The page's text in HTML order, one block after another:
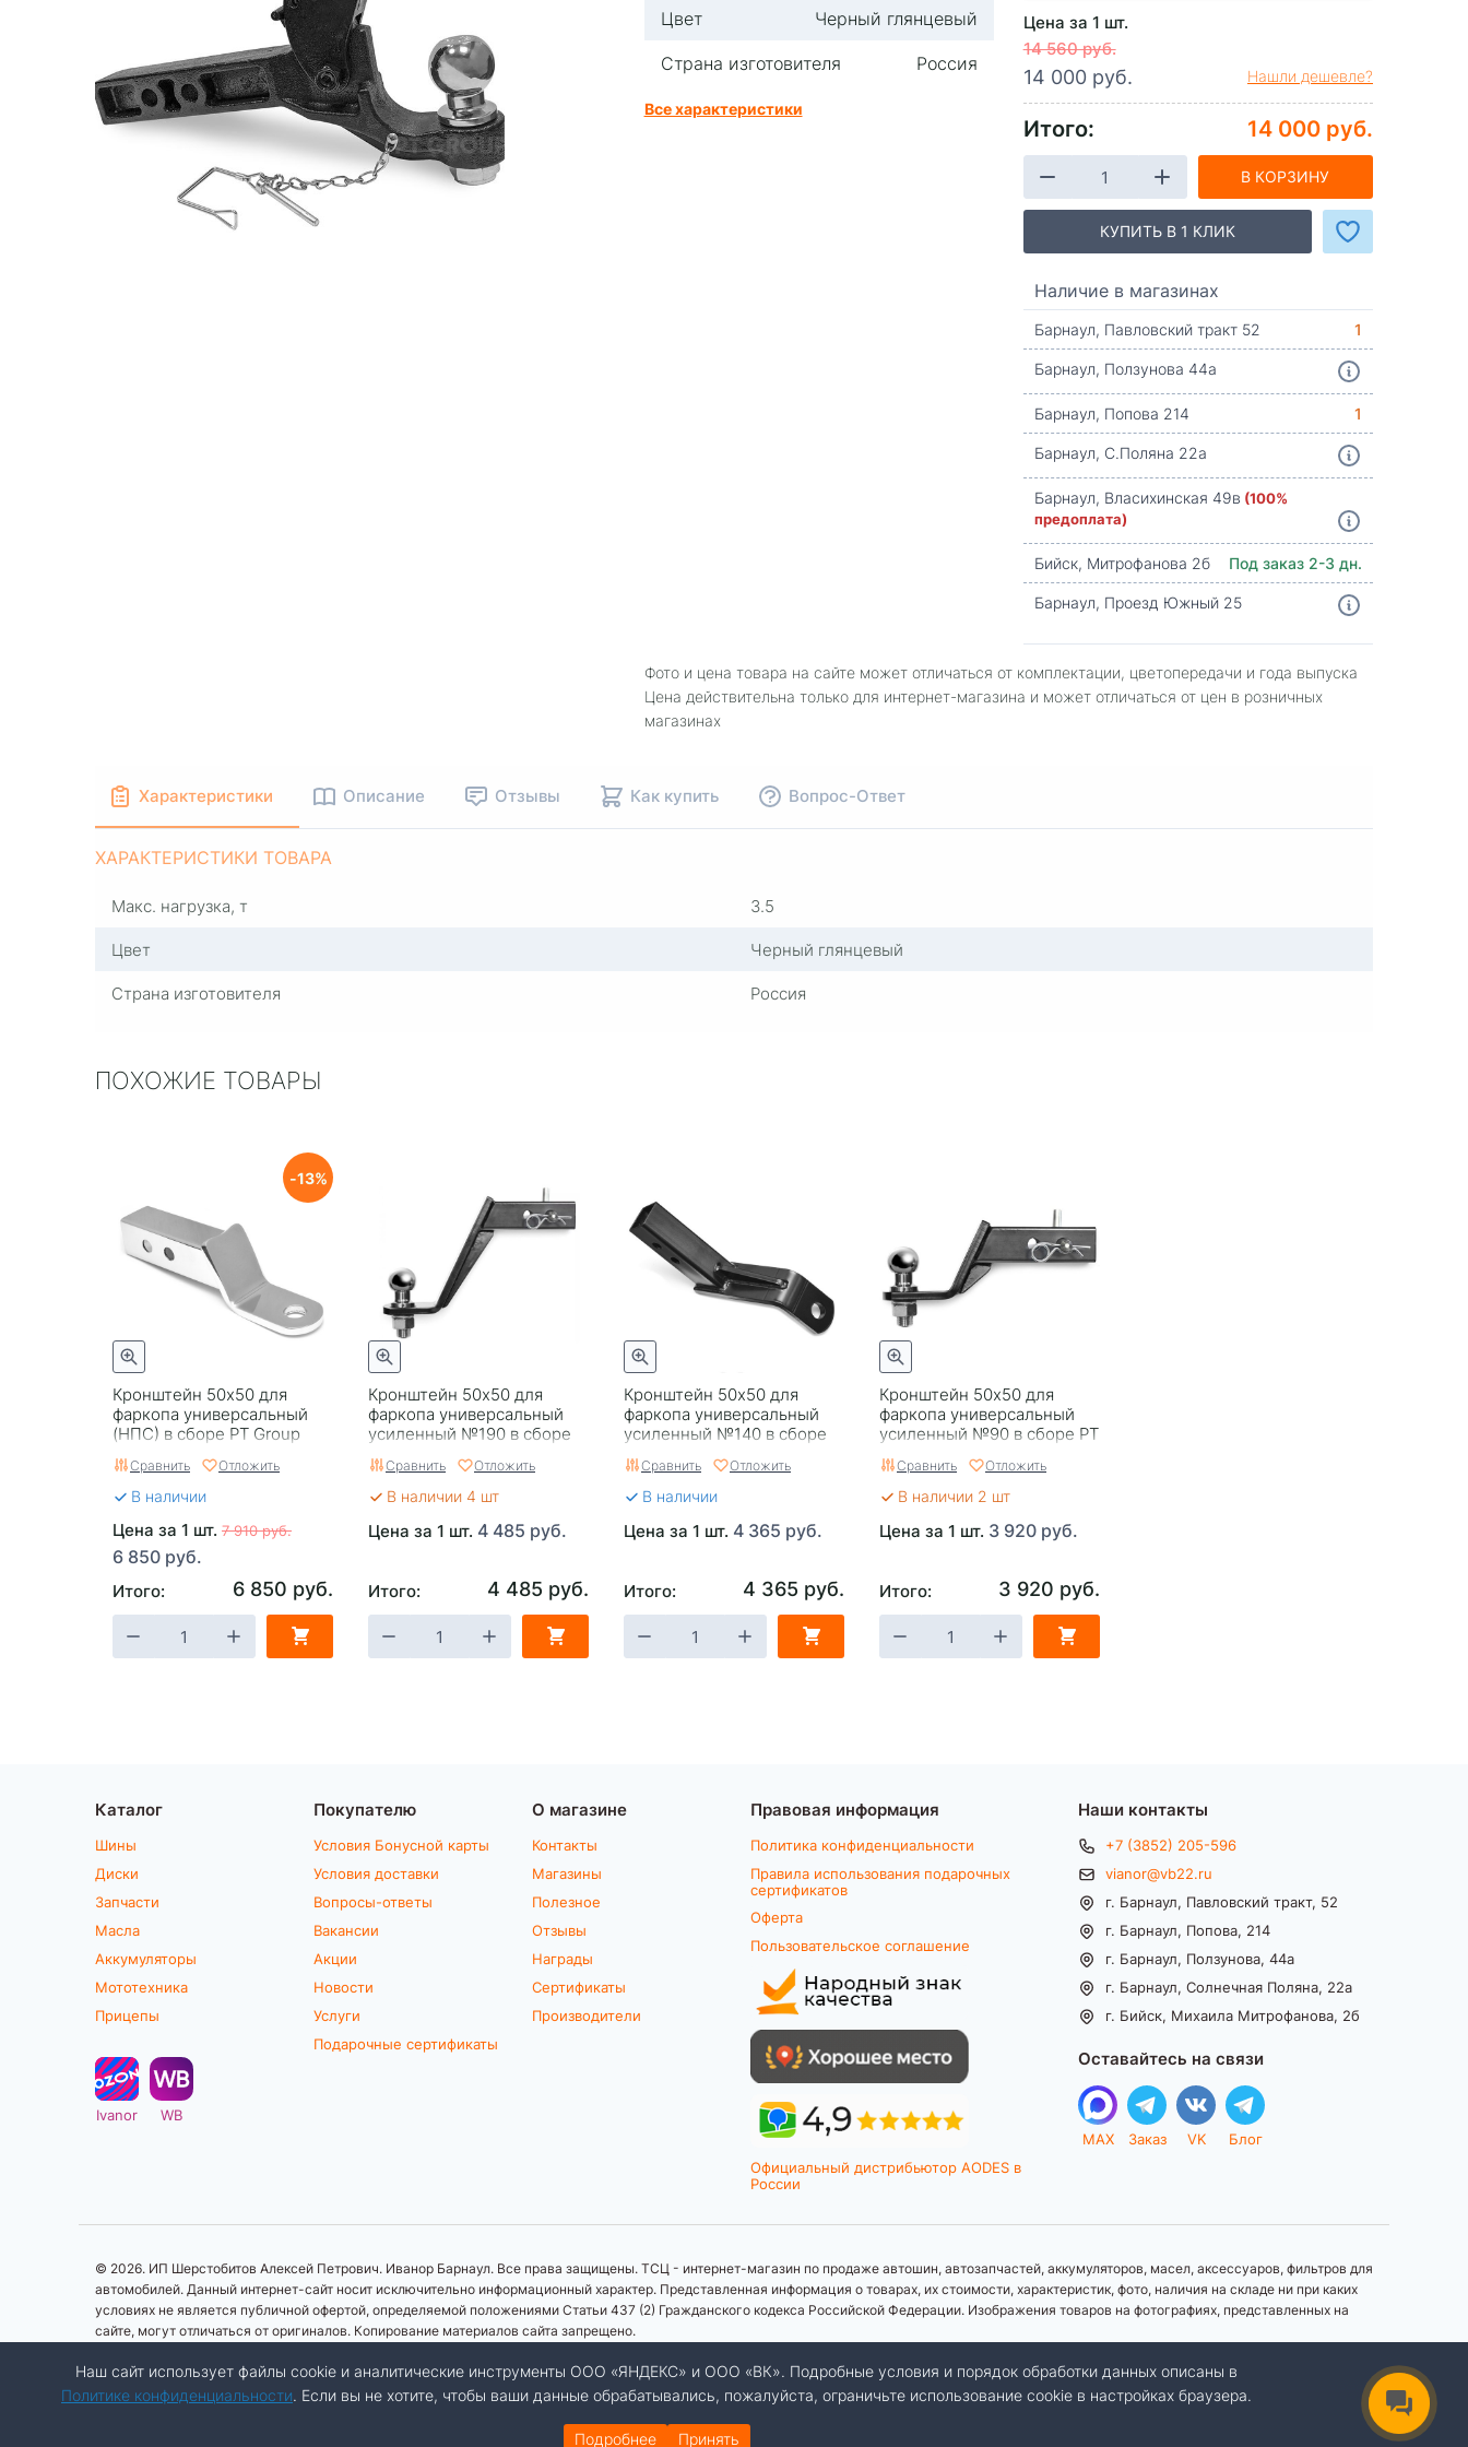
Цвет
Черный глянцевый
Страна изготовителя
Россия
Все характеристики
Цена за 1 шт.
14 560 руб.
14 000 руб. Нашли дешевле?
Итого: 14 000 руб.
В КОРЗИНУ
КУПИТЬ В 1 КЛИК
Наличие в магазинах
Барнаул, Павловский тракт 52
1
Барнаул, Ползунова 44а
Барнаул, Попова 214
1
Барнаул, С.Поляна 22а
Барнаул, Власихинская 49в (100%
предоплата)
Бийск, Митрофанова 2б
Под заказ 2-3 дн.
Барнаул, Проезд Южный 25
Фото и цена товара на сайте может отличаться от комплектации, цветопередачи и года выпуска
Цена действительна только для интернет-магазина и может отличаться от цен в розничных
магазинах
Характеристики Описание Отзывы Как купить Вопрос-Ответ
ХАРАКТЕРИСТИКИ ТОВАРА
Макс. нагрузка, т
3.5
Цвет
Черный глянцевый
Страна изготовителя
Россия
ПОХОЖИЕ ТОВАРЫ
Кронштейн 50х50 для
фаркопа универсальный
(НПС) в сборе PT Group
13
Сравнить Отложить
В наличии
Цена за 1 шт. 7 910 руб.
6 850 руб.
Итого: 6 850 руб.
Кронштейн 50x50 для
фаркопа универсальный
усиленный №190 в сборе
Сравнить Отложить
В наличии 4 шт
Цена за 1 шт. 4 485 руб.
Итого: 4 485 руб.
Кронштейн 50x50 для
фаркопа универсальный
усиленный №140 в сборе
Сравнить Отложить
В наличии
Цена за 1 шт. 4 365 руб.
Итого: 4 365 руб.
Кронштейн 50x50 для
фаркопа универсальный
усиленный №90 в сборе PT
Сравнить Отложить
В наличии 2 шт
Цена за 1 шт. 3 920 руб.
Итого: 3 920 руб.
Каталог
Шины
Диски
Запчасти
Масла
Аккумуляторы
Мототехника
Прицепы
Ivanor WB
Покупателю
Условия Бонусной карты
Условия доставки
Вопросы-ответы
Вакансии
Акции
Новости
Услуги
Подарочные сертификаты
О магазине
Контакты
Магазины
Полезное
Отзывы
Награды
Сертификаты
Производители
Правовая информация
Политика конфиденциальности
Правила использования подарочных
сертификатов
Оферта
Пользовательское соглашение
Официальный дистрибьютор AODES в
России
Наши контакты
+7 (3852) 205-596
vianor@vb22.ru
г. Барнаул, Павловский тракт, 52
г. Барнаул, Попова, 214
г. Барнаул, Ползунова, 44а
г. Барнаул, Солнечная Поляна, 22а
г. Бийск, Михаила Митрофанова, 2б
Оставайтесь на связи
MAX Заказ VK Блог
© 2026. ИП Шерстобитов Алексей Петрович. Иванор Барнаул. Все права защищены. ТСЦ - интернет-магазин по продаже автошин, автозапчастей, аккумуляторов, масел, аксессуаров, фильтров для
автомобилей. Данный интернет-сайт носит исключительно информационный характер. Представленная информация о товарах, их стоимости, характеристик, фото, наличия на складе ни при каких
условиях не является публичной офертой, определяемой положениями Статьи 437 (2) Гражданского кодекса Российской Федерации. Изображения товаров на фотографиях, представленных на
сайте, могут отличаться от оригиналов. Копирование материалов сайта запрещено.
Разработка сайта:Авалон
Наш сайт использует файлы cookie и аналитические инструменты ООО «ЯНДЕКС» и ООО «ВК». Подробные условия и порядок обработки данных описаны в
Политике конфиденциальности. Если вы не хотите, чтобы ваши данные обрабатывались, пожалуйста, ограничьте использование cookie в настройках браузера.
Подробнее Принять